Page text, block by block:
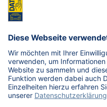
Was ist der VW Golf noch wert?
E-Mobilität in Deutschland
Karriere
Übersicht
Stellenangebote
Benefits
DAT als Arbeitgeber